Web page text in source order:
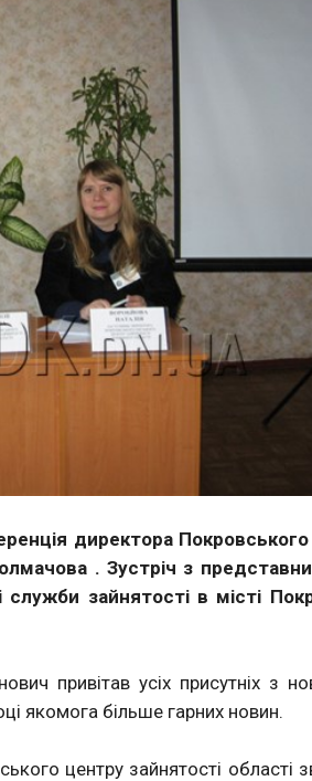
директора Покровського
. Зустріч з
зайнятості в місті
привітав усіх присутніх з
якомога більше гарних новин.
центру зайнятості області